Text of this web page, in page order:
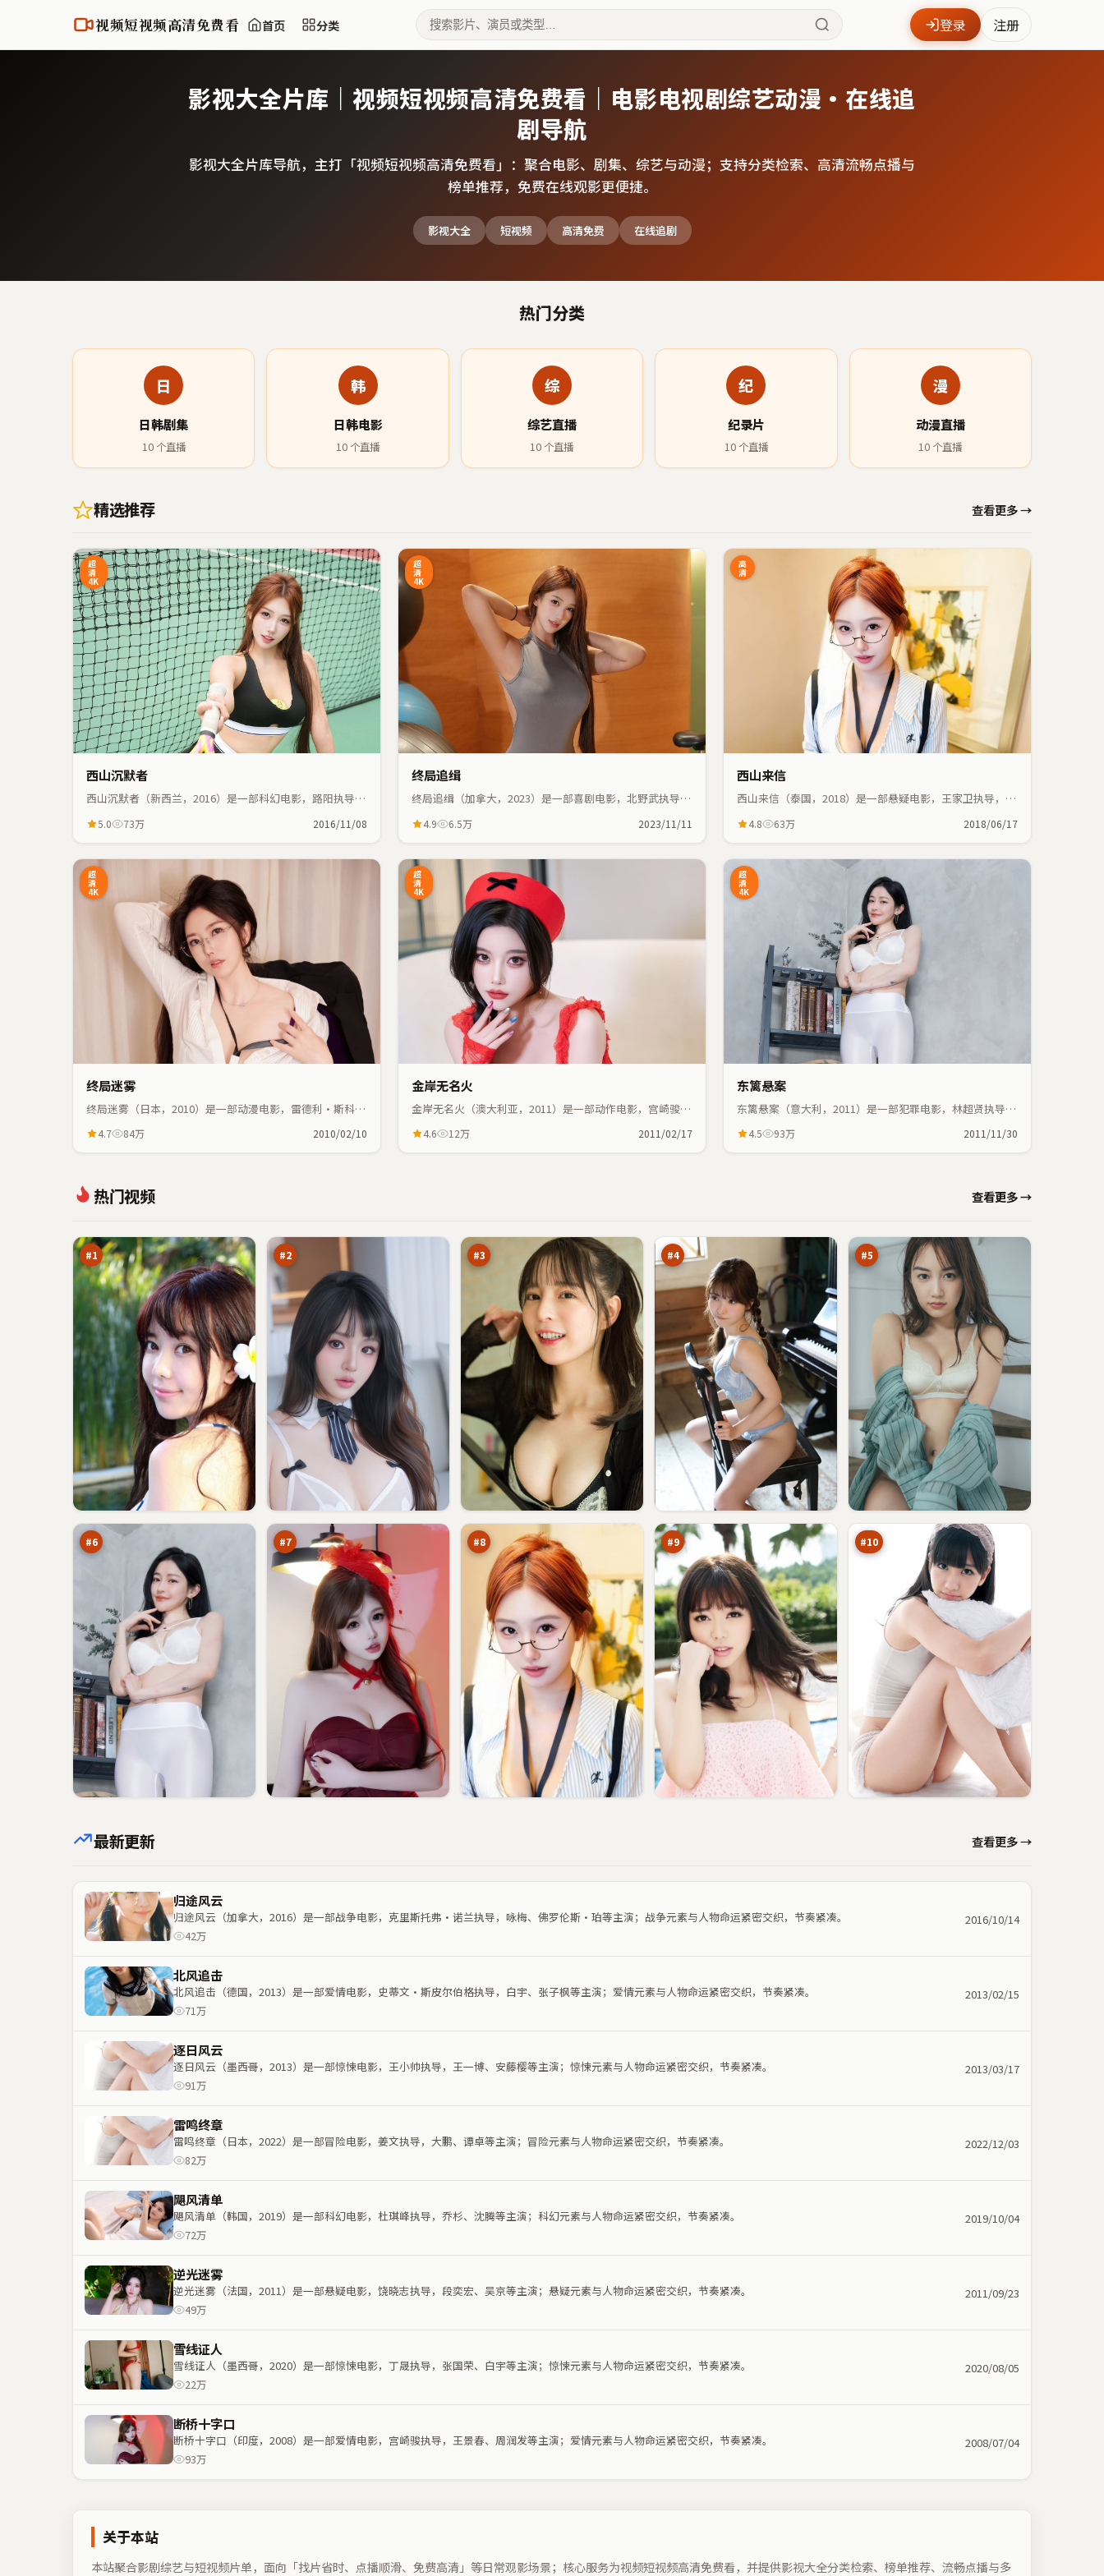
视频短视频高清免费看 首页 分类 登录 注册
影视大全片库｜视频短视频高清免费看｜电影电视剧综艺动漫·在线追
剧导航
影视大全片库导航，主打「视频短视频高清免费看 」：聚合电影、剧集、综艺与动漫；支持分类检索、高清流畅点播与
榜单推荐，免费在线观影更便捷。
影视大全 短视频 高清免费 在线追剧
热门分类
日
日韩剧集
10个直播
韩
日韩电影
10 个直播
综
综艺直播
10 个直播
纪
纪录片
10个直播
漫
动漫直播
10 个直播
精选推荐 查看更多 →
超
清
4K
西山沉默者
西山沉默者（新西兰，2016）是一部科幻电影，路阳执导，
凑。
5.0 73万 2016/11/08
超
清
4K
终局追缉
终局追缉（加拿大，2023）是一部喜剧电影，北野武执导，
织，节奏紧凑。
4.9 6.5万 2023/11/11
高
清
西山来信
西山来信（泰国，2018）是一部悬疑电影，王家卫执导，张
凑。
4.8 63万 2018/06/17
超
清
4K
终局迷雾
终局迷雾（日本，2010）是一部动漫电影，雷德利·斯科特
交织，节奏紧凑。
4.7 84万 2010/02/10
超
清
4K
金岸无名火
金岸无名火（澳大利亚，2011）是一部动作电影，宫崎骏执
节奏紧凑。
4.6 12万 2011/02/17
超
清
4K
东篱悬案
东篱悬案（意大利，2011）是一部犯罪电影，林超贤执导，
凑。
4.5 93万 2011/11/30
热门视频 查看更多 →
#1
紫
电
#2 #3 #4 #5
#6
东
篱
悬
案万
#7
断
字
口
93
万
#8
救万
#9
岛万
#10
逐
日
风
云
91
万
最新更新 查看更多 →
归途风云
归途风云（加拿大，2016）是一部战争电影，克里斯托弗·诺兰执导，咏梅、佛罗伦斯·珀等主演；战争元素与人物命运紧密交织，节奏紧凑。
42万
2016/10/14
北风追击
北风追击（德国，2013）是一部爱情电影，史蒂文·斯皮尔伯格执导，白宇、张子枫等主演；爱情元素与人物命运紧密交织，节奏紧凑。
71万
2013/02/15
逐日风云
逐日风云（墨西哥，2013）是一部惊悚电影，王小帅执导，王一博、安藤樱等主演；惊悚元素与人物命运紧密交织，节奏紧凑。
91万
2013/03/17
雷鸣终章
雷鸣终章（日本，2022）是一部冒险电影，姜文执导，大鹏、谭卓等主演；冒险元素与人物命运紧密交织，节奏紧凑。
82万
2022/12/03
飓风清单
飓风清单（韩国，2019）是一部科幻电影，杜琪峰执导，乔杉、沈腾等主演；科幻元素与人物命运紧密交织，节奏紧凑。
72万
2019/10/04
逆光迷雾
逆光迷雾（法国，2011）是一部悬疑电影，饶晓志执导，段奕宏、吴京等主演；悬疑元素与人物命运紧密交织，节奏紧凑。
49万
2011/09/23
雪线证人
雪线证人（墨西哥，2020）是一部惊悚电影，丁晟执导，张国荣、白宇等主演；惊悚元素与人物命运紧密交织，节奏紧凑。
22万
2020/08/05
断桥十字口
断桥十字口（印度，2008）是一部爱情电影，宫崎骏执导，王景春、周润发等主演；爱情元素与人物命运紧密交织，节奏紧凑。
93万
2008/07/04
关于本站
本站聚合影剧综艺与短视频片单，面向「找片省时、点播顺滑、免费高清」等日常观影场景；核心服务为视频短视频高清免费看，并提供影视大全分类检索、榜单推荐、流畅点播与多